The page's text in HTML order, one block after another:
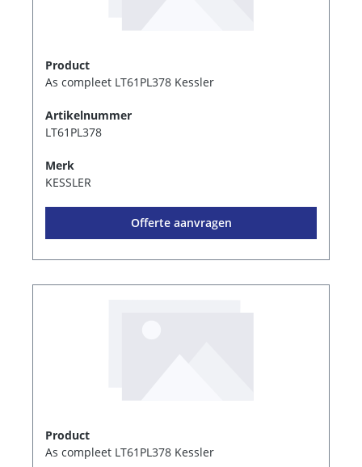
Product
As compleet LT61PL378 Kessler
Artikelnummer
LT61PL378
Merk
KESSLER
Offerte aanvragen
Product
As compleet LT61PL378 Kessler